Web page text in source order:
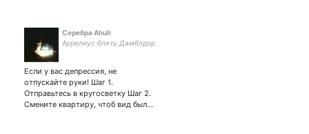
Серебра Ahuli
Аурелиус блять Дамблдор
Если у вас депрессия, не
отпускайте руки! Шаг 1.
Отправьтесь в кругосветку Шаг 2.
Смените квартиру, чтоб вид был…